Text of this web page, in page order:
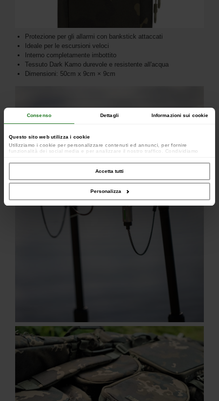
Consenso Dettagli Informazioni sui cookie
Questo sito web utilizza i cookie
Utilizziamo i cookie per personalizzare contenuti ed annunci, per fornire
funzionalità dei social media e per analizzare il nostro traffico. Condividiamo
occupano di analisi dei dati web, pubblicità e social media, i quali potrebbero
combinarle con altre informazioni che hai fornito loro o che hanno raccolto dal
Accetta tutti
Personalizza
Protezione per gli allarmi con bankstick attaccati
Ideale per le escursioni veloci
Interno completamente imbottito
Tessuto Dark Kamo durevole e resistente all'acqua
Dimensioni: 50cm x 9cm × 9cm